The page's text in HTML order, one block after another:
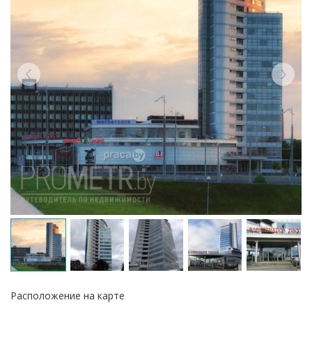
Расположение на карте